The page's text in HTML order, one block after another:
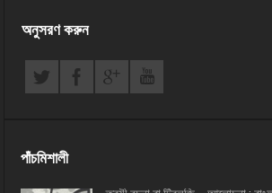
অনুসরণ করুন
পাঁচমিশালী